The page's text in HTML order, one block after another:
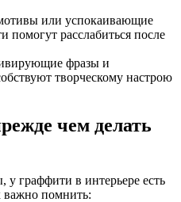
или успокаивающие
помогут расслабиться после
фразы и
творческому настрою
чем делать
граффити в интерьере есть
важно помнить: